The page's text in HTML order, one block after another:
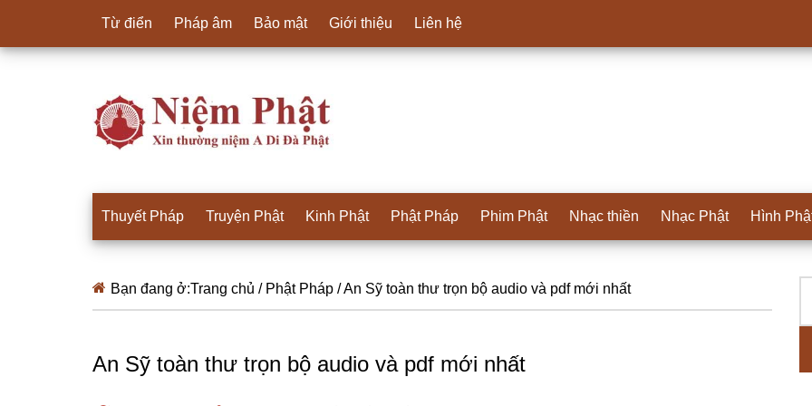
Từ điển Pháp âm Bảo mật Giới thiệu Liên hệ
Thuyết Pháp Truyện Phật Kinh Phật Phật Pháp Phim Phật Nhạc thiền Nhạc Phật Hình
Bạn đang ở:Trang chủ / Phật Pháp /An Sỹ toàn thư trọn bộ audio và pdf mới nhất
An Sỹ toàn thư trọn bộ audio và pdf mới nhất